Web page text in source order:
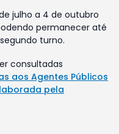
julho a 4 de outubro
permanecer até
turno.
consultadas
aos Agentes Públicos
pela